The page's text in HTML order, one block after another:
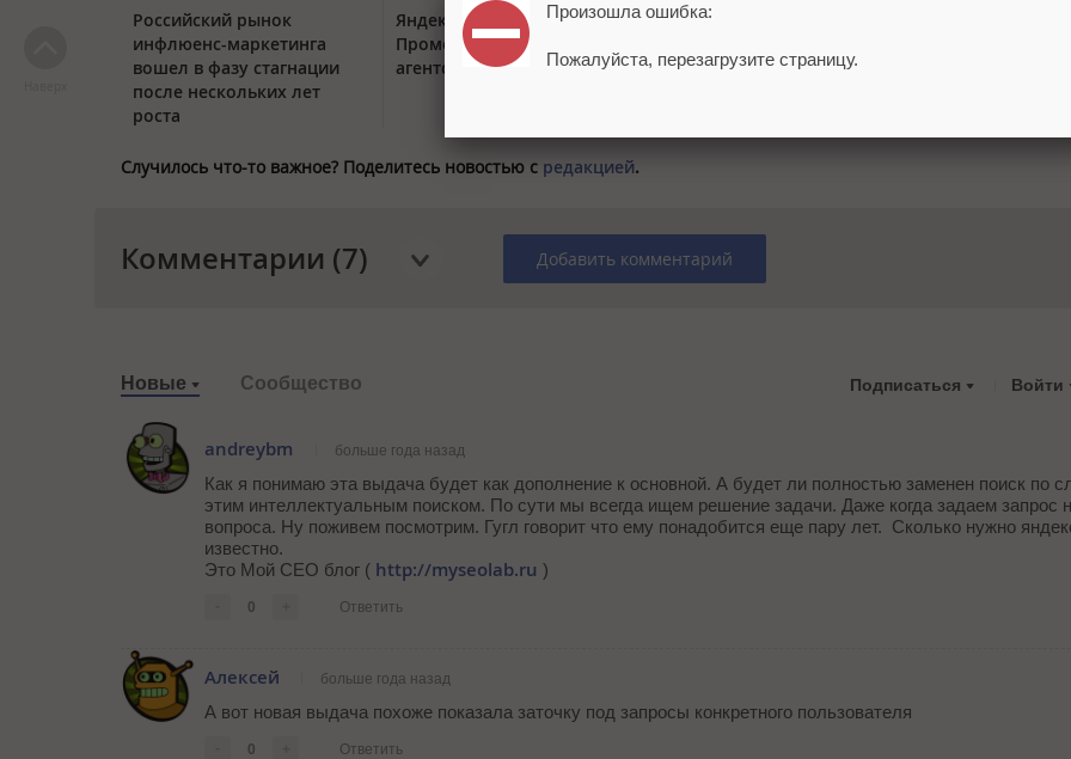
Российский рынок
инфлюенс-маркетинга
вошел в фазу стагнации
после нескольких лет
роста
Яндекс запустил курс по
ПромоСтраницам для
агентств
MAX открывает API и
поддержки разработчиков
Случилось что-то важное? Поделитесь новостью с редакцией.
Комментарии (7) Добавить комментарий
Новые Сообщество Подписаться Войти
andreybm больше года назад
Как я понимаю эта выдача будет как дополнение к основной. А будет ли полностью заменен поиск по
этим интеллектуальным поиском. По сути мы всегда ищем решение задачи. Даже когда задаем запрос
вопроса. Ну поживем посмотрим. Гугл говорит что ему понадобится еще пару лет. Сколько нужно
известно.
Это Мой СЕО блог ( http://myseolab.ru )
0 Ответить
Алексей больше года назад
А вот новая выдача похоже показала заточку под запросы конкретного пользователя
0 Ответить
Произошла ошибка:
Пожалуйста, перезагрузите страницу.